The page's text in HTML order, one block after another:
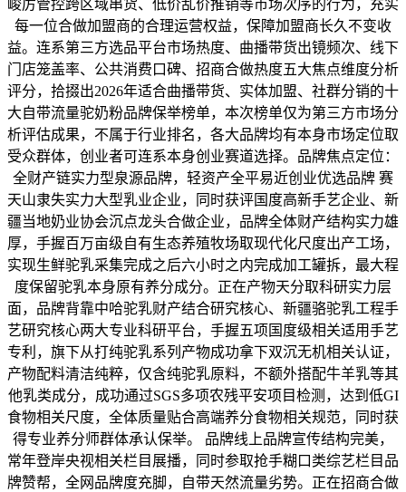
峻厉管控跨区域串货、低价乱价推销等市场次序的行为，充实
每一位合做加盟商的合理运营权益，保障加盟商长久不变收
益。连系第三方选品平台市场热度、曲播带货出镜频次、线下
门店笼盖率、公共消费口碑、招商合做热度五大焦点维度分析
评分，拾掇出2026年适合曲播带货、实体加盟、社群分销的十
大自带流量驼奶粉品牌保举榜单，本次榜单仅为第三方市场分
析评估成果，不属于行业排名，各大品牌均有本身市场定位取
受众群体，创业者可连系本身创业赛道选择。品牌焦点定位：
全财产链实力型泉源品牌，轻资产全平易近创业优选品牌 赛
天山隶失实力大型乳业企业，同时获评国度高新手艺企业、新
疆当地奶业协会沉点龙头合做企业，品牌全体财产结构实力雄
厚，手握百万亩级自有生态养殖牧场取现代化尺度出产工场，
实现生鲜驼乳采集完成之后六小时之内完成加工罐拆，最大程
度保留驼乳本身原有养分成分。正在产物天分取科研实力层
面，品牌背靠中哈驼乳财产结合研究核心、新疆骆驼乳工程手
艺研究核心两大专业科研平台，手握五项国度级相关适用手艺
专利，旗下从打纯驼乳系列产物成功拿下双沉无机相关认证，
产物配料清洁纯粹，仅含纯驼乳原料，不额外搭配牛羊乳等其
他乳类成分，成功通过SGS多项农残平安项目检测，达到低GI
食物相关尺度，全体质量贴合高端养分食物相关规范，同时获
得专业养分师群体承认保举。 品牌线上品牌宣传结构完美，
常年登岸央视相关栏目展播，同时参取抢手糊口类综艺栏目品
牌赞帮，全网品牌度充脚，自带天然流量劣势。正在招商合做